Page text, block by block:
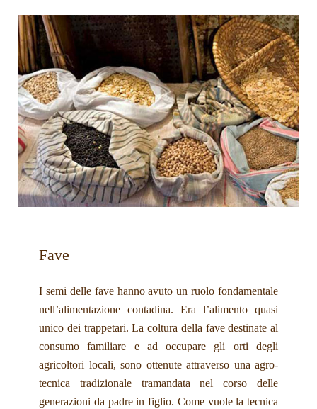
Fave
I semi delle fave hanno avuto un ruolo fondamentale
nell’alimentazione contadina. Era l’alimento quasi
unico dei trappetari. La coltura della fave destinate al
consumo familiare e ad occupare gli orti degli
agricoltori locali, sono ottenute attraverso una agro-
tecnica tradizionale tramandata nel corso delle
generazioni da padre in figlio. Come vuole la tecnica